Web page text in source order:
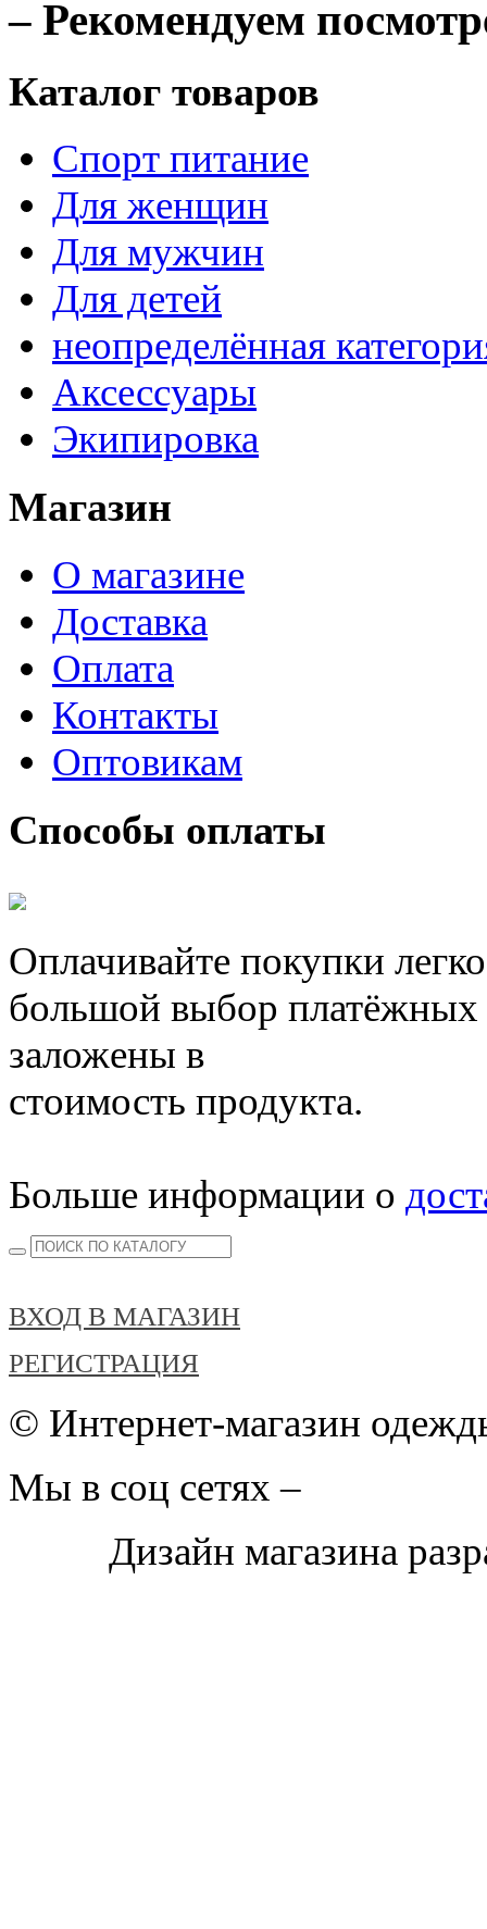
– Рекомендуем
Каталог товаров
Спорт питание
Для женщин
Для мужчин
Для детей
неопределённая
Аксессуары
Экипировка
Магазин
О магазине
Доставка
Оплата
Контакты
Оптовикам
Способы оплаты
Оплачивайте покупки
большой выбор
заложены в
стоимость продукта.
Больше информации о
ВХОД В МАГАЗИН
РЕГИСТРАЦИЯ
© Интернет-магазин
Мы в соц сетях –
Дизайн магазина